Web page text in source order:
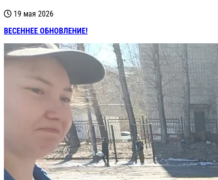
19 мая 2026
ВЕСЕННЕЕ ОБНОВЛЕНИЕ!